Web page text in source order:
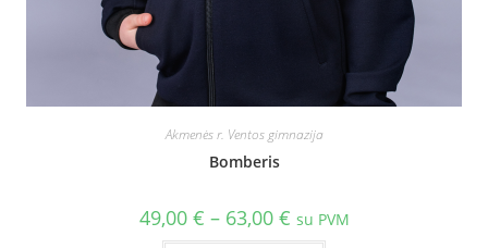
Akmenės r. Ventos gimnazija
Bomberis
49,00 € – 63,00 € su PVM